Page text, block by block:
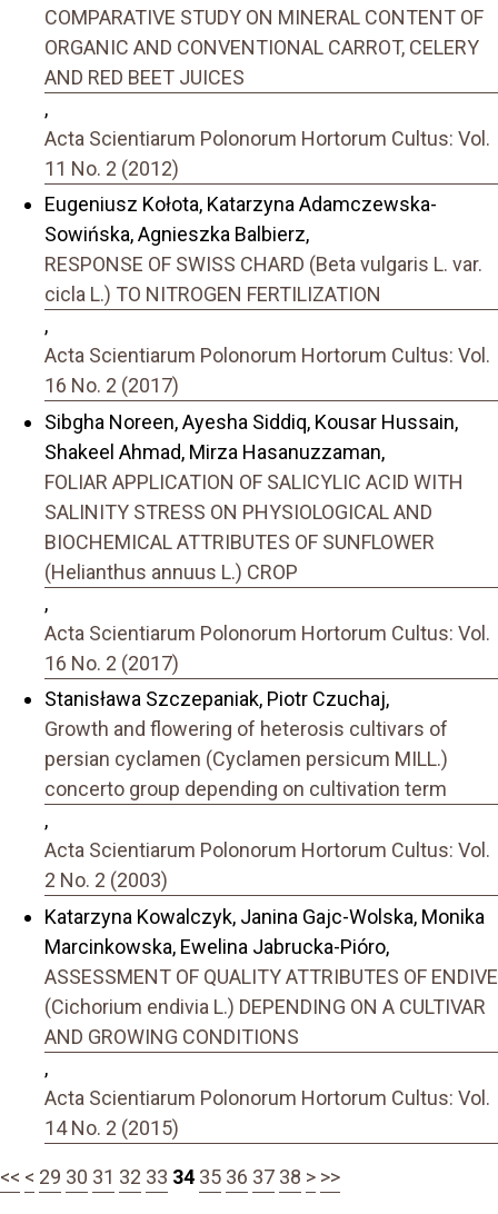
COMPARATIVE STUDY ON MINERAL CONTENT OF
ORGANIC AND CONVENTIONAL CARROT, CELERY
AND RED BEET JUICES
,
Acta Scientiarum Polonorum Hortorum Cultus: Vol.
11 No. 2 (2012)
Eugeniusz Kołota, Katarzyna Adamczewska-
Sowińska, Agnieszka Balbierz,
RESPONSE OF SWISS CHARD (Beta vulgaris L. var.
cicla L.) TO NITROGEN FERTILIZATION
,
Acta Scientiarum Polonorum Hortorum Cultus: Vol.
16 No. 2 (2017)
Sibgha Noreen, Ayesha Siddiq, Kousar Hussain,
Shakeel Ahmad, Mirza Hasanuzzaman,
FOLIAR APPLICATION OF SALICYLIC ACID WITH
SALINITY STRESS ON PHYSIOLOGICAL AND
BIOCHEMICAL ATTRIBUTES OF SUNFLOWER
(Helianthus annuus L.) CROP
,
Acta Scientiarum Polonorum Hortorum Cultus: Vol.
16 No. 2 (2017)
Stanisława Szczepaniak, Piotr Czuchaj,
Growth and flowering of heterosis cultivars of
persian cyclamen (Cyclamen persicum MILL.)
concerto group depending on cultivation term
,
Acta Scientiarum Polonorum Hortorum Cultus: Vol.
2 No. 2 (2003)
Katarzyna Kowalczyk, Janina Gajc-Wolska, Monika
Marcinkowska, Ewelina Jabrucka-Pióro,
ASSESSMENT OF QUALITY ATTRIBUTES OF ENDIVE
(Cichorium endivia L.) DEPENDING ON A CULTIVAR
AND GROWING CONDITIONS
,
Acta Scientiarum Polonorum Hortorum Cultus: Vol.
14 No. 2 (2015)
<< < 29 30 31 32 33 34 35 36 37 38 > >>